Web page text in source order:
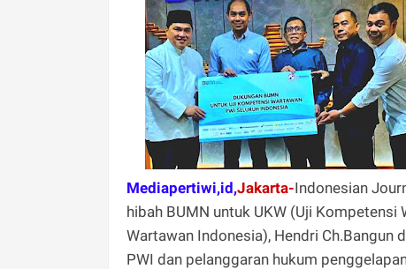
Mediapertiwi,id,Jakarta-Indonesian
hibah BUMN untuk UKW (Uji Kompetensi
Wartawan Indonesia), Hendri Ch.Bangun
PWI dan pelanggaran hukum